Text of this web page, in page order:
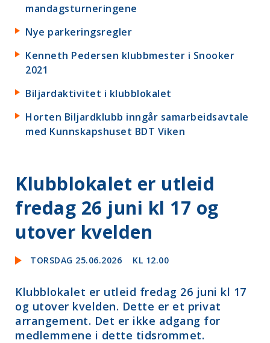
mandagsturneringene
Nye parkeringsregler
Kenneth Pedersen klubbmester i Snooker
2021
Biljardaktivitet i klubblokalet
Horten Biljardklubb inngår samarbeidsavtale
med Kunnskapshuset BDT Viken
Klubblokalet er utleid
fredag 26 juni kl 17 og
utover kvelden
TORSDAG 25.06.2026 KL 12.00
Klubblokalet er utleid fredag 26 juni kl 17
og utover kvelden. Dette er et privat
arrangement. Det er ikke adgang for
medlemmene i dette tidsrommet.